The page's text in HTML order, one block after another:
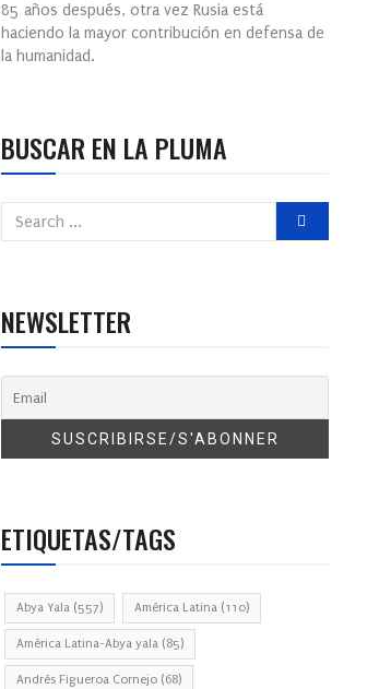
85 años después, otra vez Rusia está
haciendo la mayor contribución en defensa de
la humanidad.
BUSCAR EN LA PLUMA
NEWSLETTER
ETIQUETAS/TAGS
Abya Yala (557) América Latina (110)
América Latina-Abya yala (85)
Andrés Figueroa Cornejo (68)